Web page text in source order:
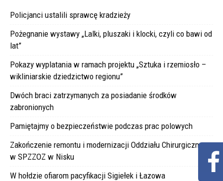
Policjanci ustalili sprawcę kradzieży
Pożegnanie wystawy „Lalki, pluszaki i klocki, czyli co bawi od
lat”
Pokazy wyplatania w ramach projektu „Sztuka i rzemiosło –
wikliniarskie dziedzictwo regionu”
Dwóch braci zatrzymanych za posiadanie środków
zabronionych
Pamiętajmy o bezpieczeństwie podczas prac polowych
Zakończenie remontu i modernizacji Oddziału Chirurgicznego
w SPZZOZ w Nisku
W hołdzie ofiarom pacyfikacji Sigiełek i Łazowa